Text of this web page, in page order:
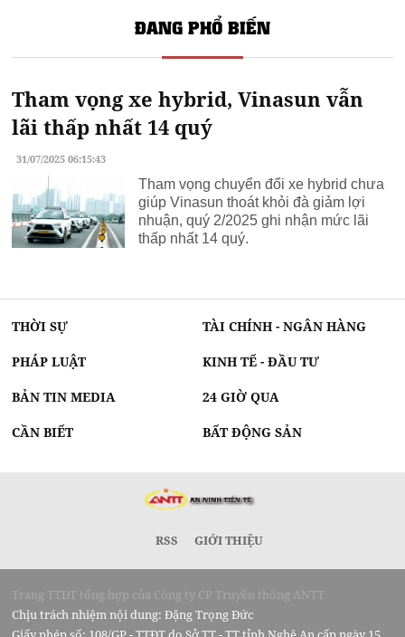
ĐANG PHỔ BIẾN
Tham vọng xe hybrid, Vinasun vẫn
lãi thấp nhất 14 quý
31/07/2025 06:15:43
Tham vọng chuyển đổi xe hybrid chưa
giúp Vinasun thoát khỏi đà giảm lợi
nhuận, quý 2/2025 ghi nhận mức lãi
thấp nhất 14 quý.
THỜI SỰ TÀI CHÍNH - NGÂN HÀNG
PHÁP LUẬT KINH TẾ - ĐẦU TƯ
BẢN TIN MEDIA 24 GIỜ QUA
CẦN BIẾT BẤT ĐỘNG SẢN
RSS GIỚI THIỆU
Trang TTĐT tổng hợp của Công ty CP Truyền thông ANTT
Chịu trách nhiệm nội dung: Đặng Trọng Đức